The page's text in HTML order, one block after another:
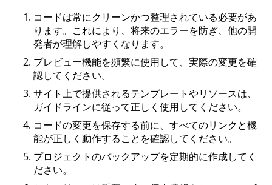
コードは常にクリーンかつ整理されている必要があ
ります。これにより、将来のエラーを防ぎ、他の開
発者が理解しやすくなります。
プレビュー機能を頻繁に使用して、実際の変更を確
認してください。
サイト上で提供されるテンプレートやリソースは、
ガイドラインに従って正しく使用してください。
コードの変更を保存する前に、すべてのリンクと機
能が正しく動作することを確認してください。
プロジェクトのバックアップを定期的に作成してく
ださい。